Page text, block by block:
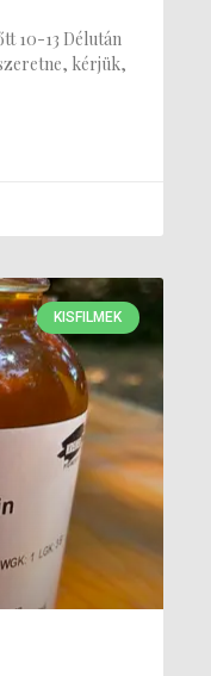
10-13 Délután
kérjük,
KISFILMEK